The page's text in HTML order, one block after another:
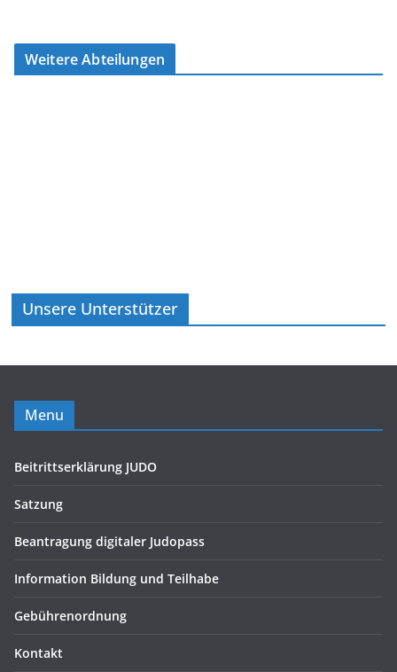
Weitere Abteilungen
Unsere Unterstützer
Menu
Beitrittserklärung JUDO
Satzung
Beantragung digitaler Judopass
Information Bildung und Teilhabe
Gebührenordnung
Kontakt